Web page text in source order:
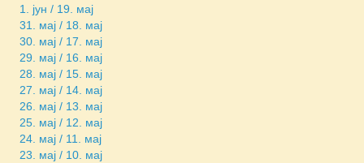
1. јун / 19. мај
31. мај / 18. мај
30. мај / 17. мај
29. мај / 16. мај
28. мај / 15. мај
27. мај / 14. мај
26. мај / 13. мај
25. мај / 12. мај
24. мај / 11. мај
23. мај / 10. мај